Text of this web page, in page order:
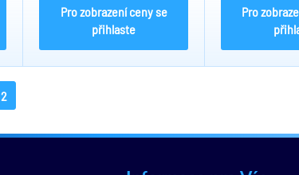
Pro zobrazení ceny se
přihlaste
Pro
2